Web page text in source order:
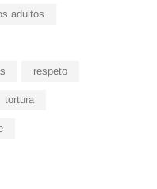
adultos
respeto
tortura